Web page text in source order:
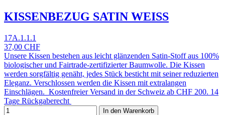
KISSENBEZUG SATIN WEISS
17A.1.1.1
37,00 CHF
Unsere Kissen bestehen aus leicht glänzenden Satin-Stoff aus 100%
biologischer und Fairtrade-zertifizierter Baumwolle. Die Kissen
werden sorgfältig genäht, jedes Stück besticht mit seiner reduzierten
Eleganz. Verschlossen werden die Kissen mit extralangen
Einschlägen. Kostenfreier Versand in der Schweiz ab CHF 200. 14
Tage Rückgaberecht
In den Warenkorb